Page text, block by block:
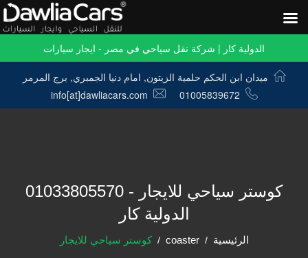
الدولية كار | شركة نقل سياحي في مصر - ايجار سيارات
ميدان ابن الحكم حلمية الزيتون, امام دنيا الجمبري, برج المرمر
01005839672
info[at]dawliacars.com
كوستر سياحي للايجار - 01033805570
الدولية كار
الرئيسية coaster كوستر سياحي للايجار